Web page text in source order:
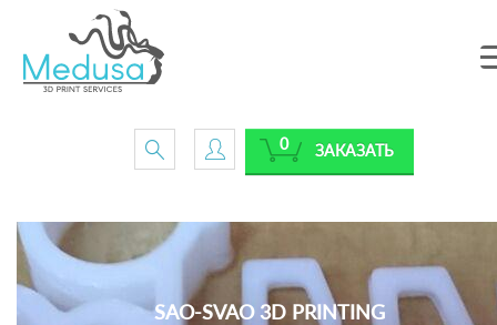
ЗАКАЗАТЬ
0
SAO-SVAO 3D PRINTING